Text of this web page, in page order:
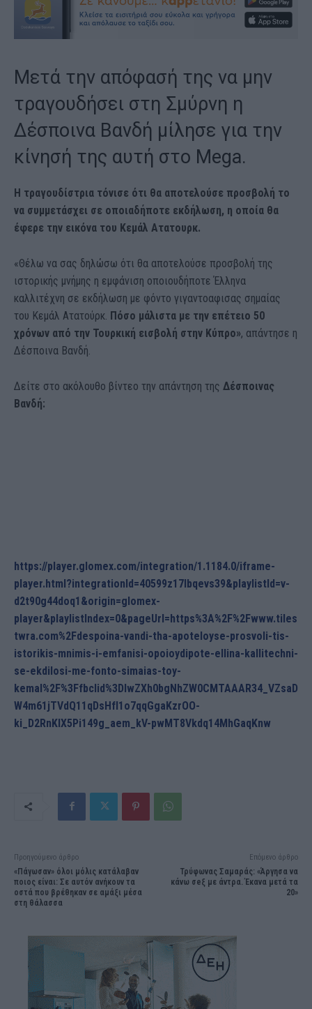
Μετά την απόφασή της να μην
τραγουδήσει στη Σμύρνη η
Δέσποινα Βανδή μίλησε για την
κίνησή της αυτή στο Mega.
Η τραγουδίστρια τόνισε ότι θα αποτελούσε προσβολή το
να συμμετάσχει σε οποιαδήποτε εκδήλωση, η οποία θα
έφερε την εικόνα του Κεμάλ Ατατουρκ.
«Θέλω να σας δηλώσω ότι θα αποτελούσε προσβολή της
ιστορικής μνήμης η εμφάνιση οποιουδήποτε Έλληνα
καλλιτέχνη σε εκδήλωση με φόντο γιγαντοαφισας σημαίας
του Κεμάλ Ατατούρκ. Πόσο μάλιστα με την επέτειο 50
χρόνων από την Τουρκική εισβολή στην Κύπρο», απάντησε η
Δέσποινα Βανδή.
Δείτε στο ακόλουθο βίντεο την απάντηση της Δέσποινας
Βανδή:
https://player.glomex.com/integration/1.1184.0/iframe-
player.html?integrationId=40599z17lbqevs39&playlistId=v-
d2t90g44doq1&origin=glomex-
player&playlistIndex=0&pageUrl=https%3A%2F%2Fwww.tiles
twra.com%2Fdespoina-vandi-tha-apoteloyse-prosvoli-tis-
istorikis-mnimis-i-emfanisi-opoioydipote-ellina-kallitechni-
se-ekdilosi-me-fonto-simaias-toy-
kemal%2F%3Ffbclid%3DIwZXh0bgNhZW0CMTAAAR34_VZsaD
W4m61jTVdQ11qDsHfI1o7qqGgaKzrOO-
ki_D2RnKIX5Pi149g_aem_kV-pwMT8Vkdq14MhGaqKnw
Προηγούμενο άρθρο
«Πάγωσαν» όλοι μόλις κατάλαβαν
ποιος είναι: Σε αυτόν ανήκουν τα
οστά που βρέθηκαν σε αμάξι μέσα
στη θάλασσα
Επόμενο άρθρο
Τρύφωνας Σαμαράς: «Άργησα να
κάνω σeξ με άντρα. Έκανα μετά τα
20»